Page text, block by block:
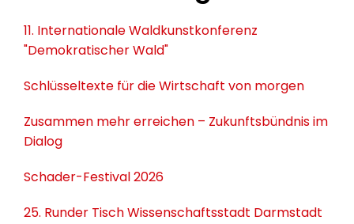
11. Internationale Waldkunstkonferenz
"Demokratischer Wald"
Schlüsseltexte für die Wirtschaft von morgen
Zusammen mehr erreichen – Zukunftsbündnis im
Dialog
Schader-Festival 2026
25. Runder Tisch Wissenschaftsstadt Darmstadt